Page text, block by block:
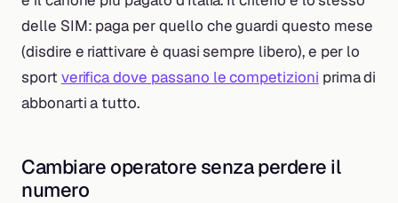
delle SIM: paga per quello che guardi questo mese
(disdire e riattivare è quasi sempre libero), e per lo
sport verifica dove passano le competizioni prima di
abbonarti a tutto.
Cambiare operatore senza perdere il
numero